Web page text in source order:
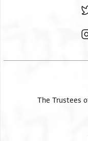
מיומא דנן ולעלם
דשליחי כל מאן
דאית לי תחות כל
בהדי מאן דחוי למעבד